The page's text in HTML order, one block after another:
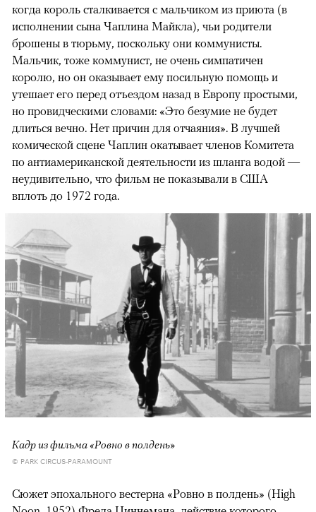
когда король сталкивается с мальчиком из приюта (в
исполнении сына Чаплина Майкла), чьи родители
брошены в тюрьму, поскольку они коммунисты.
Мальчик, тоже коммунист, не очень симпатичен
королю, но он оказывает ему посильную помощь и
утешает его перед отъездом назад в Европу простыми,
но провидческими словами: «Это безумие не будет
длиться вечно. Нет причин для отчаяния». В лучшей
комической сцене Чаплин окатывает членов Комитета
по антиамериканской деятельности из шланга водой —
неудивительно, что фильм не показывали в США
вплоть до 1972 года.
Кадр из фильма «Ровно в полдень»
© PARK CIRCUS-PARAMOUNT
Сюжет эпохального вестерна «Ровно в полдень» (High